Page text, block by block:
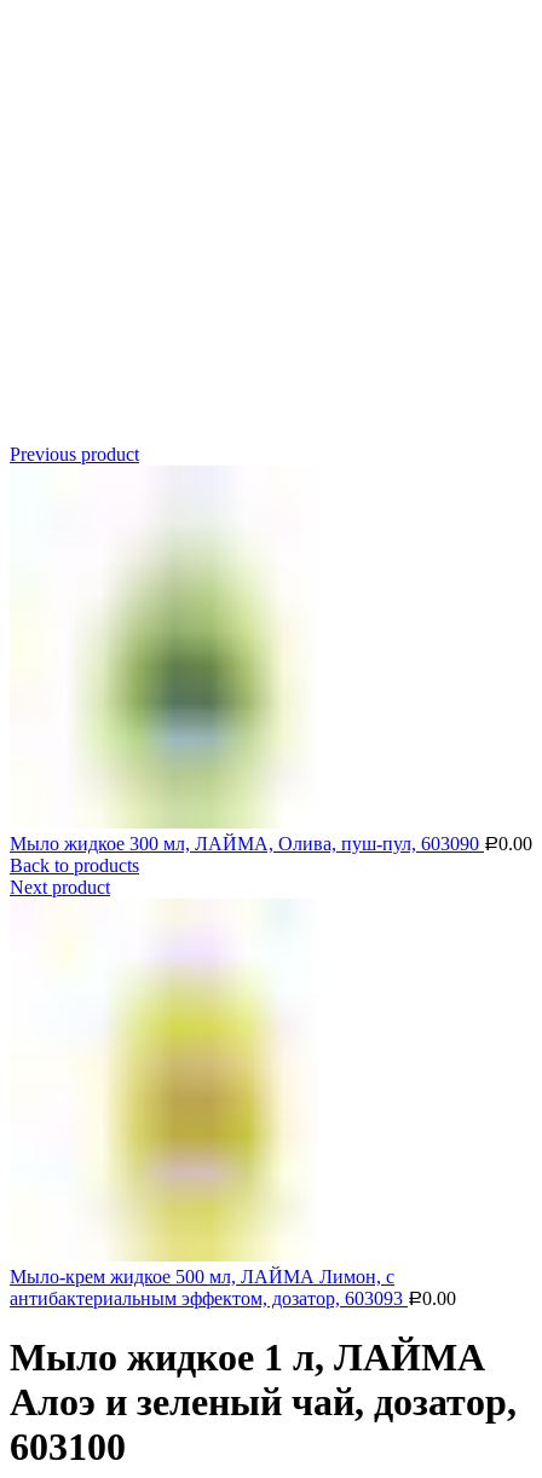
Previous product
Мыло жидкое 300 мл, ЛАЙМА, Олива, пуш-пул, 603090 Р0.00
Back to products
Next product
Мыло-крем жидкое 500 мл, ЛАЙМА Лимон, с
антибактериальным эффектом, дозатор, 603093 Р0.00
Мыло жидкое 1 л, ЛАЙМА
Алоэ и зеленый чай, дозатор,
603100